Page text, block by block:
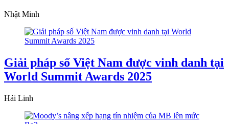
Nhật Minh
Giải pháp số Việt Nam được vinh danh tại
World Summit Awards 2025
Hải Linh